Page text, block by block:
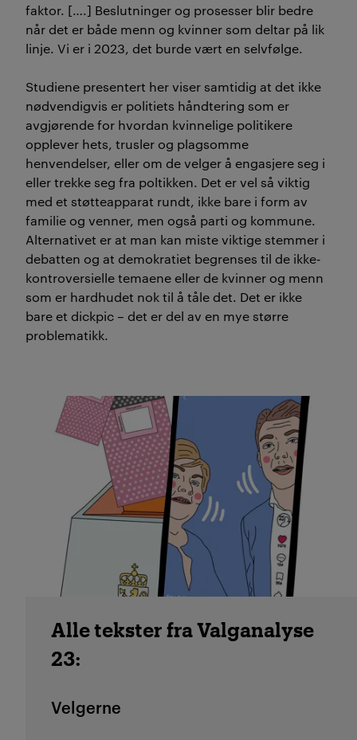
faktor. [….] Beslutninger og prosesser blir bedre
når det er både menn og kvinner som deltar på lik
linje. Vi er i 2023, det burde vært en selvfølge.
Studiene presentert her viser samtidig at det ikke
nødvendigvis er politiets håndtering som er
avgjørende for hvordan kvinnelige politikere
opplever hets, trusler og plagsomme
henvendelser, eller om de velger å engasjere seg i
eller trekke seg fra poltikken. Det er vel så viktig
med et støtteapparat rundt, ikke bare i form av
familie og venner, men også parti og kommune.
Alternativet er at man kan miste viktige stemmer i
debatten og at demokratiet begrenses til de ikke-
kontroversielle temaene eller de kvinner og menn
som er hardhudet nok til å tåle det. Det er ikke
bare et dickpic – det er del av en mye større
problematikk.
Alle tekster fra Valganalyse
23:
Velgerne